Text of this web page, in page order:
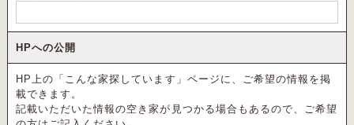
HPへの公開
HP上の「 こんな家探しています 」ページに、ご希望の情報を掲
載できます。
記載いただいた情報の空き家が見つかる場合もあるので、ご希望